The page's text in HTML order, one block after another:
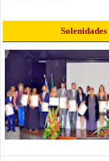
Solenidades